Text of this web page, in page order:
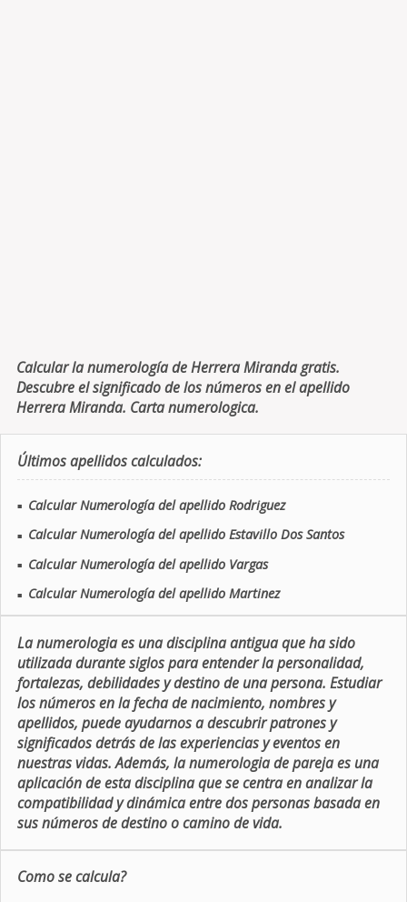
Calcular la numerología de Herrera Miranda gratis.
Descubre el significado de los números en el apellido
Herrera Miranda. Carta numerologica.
Últimos apellidos calculados:
■ Calcular Numerología del apellido Rodriguez
■ Calcular Numerología del apellido Estavillo Dos Santos
■ Calcular Numerología del apellido Vargas
■ Calcular Numerología del apellido Martinez
La numerologia es una disciplina antigua que ha sido
utilizada durante siglos para entender la personalidad,
fortalezas, debilidades y destino de una persona. Estudiar
los números en la fecha de nacimiento, nombres y
apellidos, puede ayudarnos a descubrir patrones y
significados detrás de las experiencias y eventos en
nuestras vidas. Además, la numerologia de pareja es una
aplicación de esta disciplina que se centra en analizar la
compatibilidad y dinámica entre dos personas basada en
sus números de destino o camino de vida.
Como se calcula?